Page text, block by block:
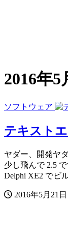
2016年
ソフトウェア
テキスト
ヤダー、開発ヤ
少し飛んで 2.5
Delphi XE2 でビ
2016年5月21